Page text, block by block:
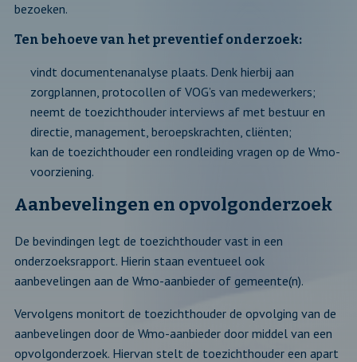
bezoeken.
Ten behoeve van het preventief onderzoek:
vindt documentenanalyse plaats. Denk hierbij aan
zorgplannen, protocollen of VOG’s van medewerkers;
neemt de toezichthouder interviews af met bestuur en
directie, management, beroepskrachten, cliënten;
kan de toezichthouder een rondleiding vragen op de Wmo-
voorziening.
Aanbevelingen en opvolgonderzoek
De bevindingen legt de toezichthouder vast in een
onderzoeksrapport. Hierin staan eventueel ook
aanbevelingen aan de Wmo-aanbieder of gemeente(n).
Vervolgens monitort de toezichthouder de opvolging van de
aanbevelingen door de Wmo-aanbieder door middel van een
opvolgonderzoek. Hiervan stelt de toezichthouder een apart